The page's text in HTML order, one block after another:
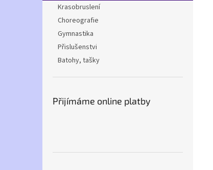
Krasobruslení
Choreografie
Gymnastika
Přislušenstvi
Batohy, tašky
Přijímáme online platby